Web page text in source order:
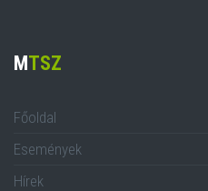
MTSZ
Főoldal
Események
Hírek